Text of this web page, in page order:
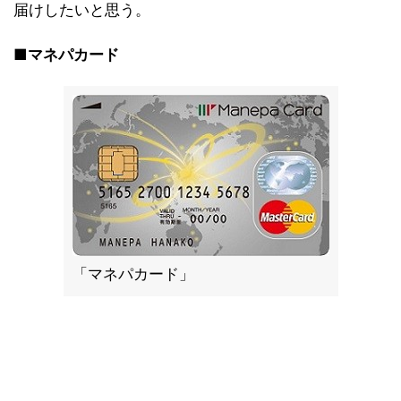
届けしたいと思う。
■マネパカード
「マネパカード」